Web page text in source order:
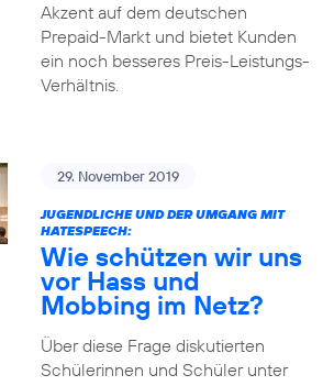
Akzent auf dem deutschen
Prepaid-Markt und bietet Kunden
ein noch besseres Preis-Leistungs-
Verhältnis.
29. November 2019
JUGENDLICHE UND DER UMGANG MIT
HATESPEECH:
Wie schützen wir uns
vor Hass und
Mobbing im Netz?
Über diese Frage diskutierten
Schülerinnen und Schüler unter